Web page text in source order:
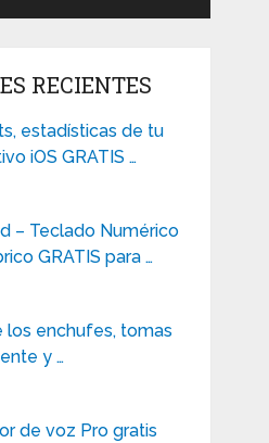
RECIENTES
estadísticas de tu
iOS GRATIS …
– Teclado Numérico
GRATIS para …
los enchufes, tomas
y …
de voz Pro gratis